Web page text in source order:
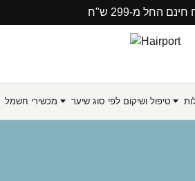
החל מ-299 ש"ח
טיפול ושיקום לפי סוג שיער מכשירי חשמל